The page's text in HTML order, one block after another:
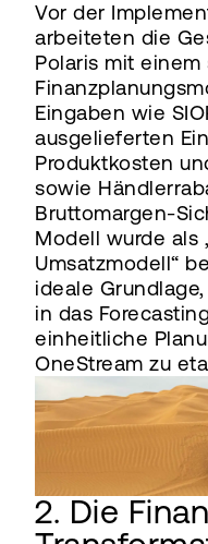
Vor der
arbeiteten die
Polaris mit
Eingaben wie
ausgelieferten
Produktkosten
sowie
Bruttomargen-
Modell wurde als
Umsatzmodell“
ideale
in das
einheitliche
OneStream zu
2. Die